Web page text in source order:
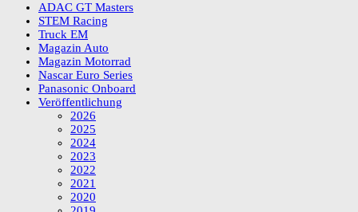
ADAC GT Masters
STEM Racing
Truck EM
Magazin Auto
Magazin Motorrad
Nascar Euro Series
Panasonic Onboard
Veröffentlichung
2026
2025
2024
2023
2022
2021
2020